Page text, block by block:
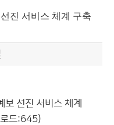
진 서비스 체계 구축
선진 서비스 체계
드:645)